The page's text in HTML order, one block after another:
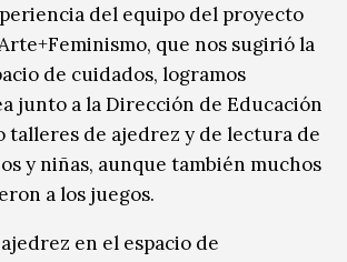
del equipo del proyecto
que nos sugirió la
de cuidados, logramos
junto a la Dirección de Educación
talleres de ajedrez y de lectura de
y niñas, aunque también muchos
a los juegos.
en el espacio de